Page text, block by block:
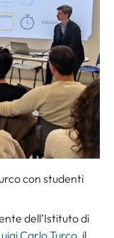
con studenti
dell’Istituto di
Carlo Turco, il